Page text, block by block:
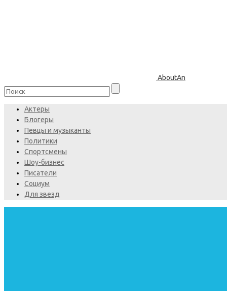
AboutAn
Актеры
Блогеры
Певцы и музыканты
Политики
Спортсмены
Шоу-бизнес
Писатели
Социум
Для звезд